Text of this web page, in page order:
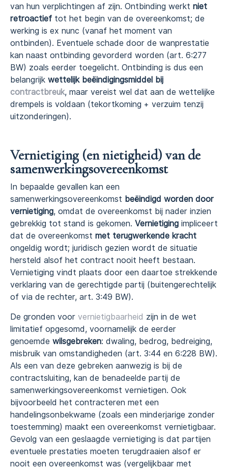
van hun verplichtingen af zijn. Ontbinding werkt niet
retroactief tot het begin van de overeenkomst; de
werking is ex nunc (vanaf het moment van
ontbinden). Eventuele schade door de wanprestatie
kan naast ontbinding gevorderd worden (art. 6:277
BW) zoals eerder toegelicht. Ontbinding is dus een
belangrijk wettelijk beëindigingsmiddel bij
contractbreuk, maar vereist wel dat aan de wettelijke
drempels is voldaan (tekortkoming + verzuim tenzij
uitzonderingen).
Vernietiging (en nietigheid) van de
samenwerkingsovereenkomst
In bepaalde gevallen kan een
samenwerkingsovereenkomst beëindigd worden door
vernietiging, omdat de overeenkomst bij nader inzien
gebrekkig tot stand is gekomen. Vernietiging impliceert
dat de overeenkomst met terugwerkende kracht
ongeldig wordt; juridisch gezien wordt de situatie
hersteld alsof het contract nooit heeft bestaan.
Vernietiging vindt plaats door een daartoe strekkende
verklaring van de gerechtigde partij (buitengerechtelijk
of via de rechter, art. 3:49 BW).
De gronden voor vernietigbaarheid zijn in de wet
limitatief opgesomd, voornamelijk de eerder
genoemde wilsgebreken: dwaling, bedrog, bedreiging,
misbruik van omstandigheden (art. 3:44 en 6:228 BW).
Als een van deze gebreken aanwezig is bij de
contractsluiting, kan de benadeelde partij de
samenwerkingsovereenkomst vernietigen. Ook
bijvoorbeeld het contracteren met een
handelingsonbekwame (zoals een minderjarige zonder
toestemming) maakt een overeenkomst vernietigbaar.
Gevolg van een geslaagde vernietiging is dat partijen
eventuele prestaties moeten terugdraaien alsof er
nooit een overeenkomst was (vergelijkbaar met